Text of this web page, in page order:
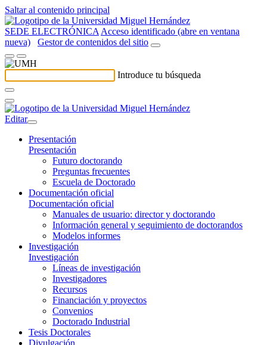
Saltar al contenido principal
SEDE ELECTRÓNICA Acceso identificado (abre en ventana
nueva)
Gestor de contenidos del sitio
Introduce tu búsqueda
Editar
Presentación
Presentación
Futuro doctorando
Preguntas frecuentes
Escuela de Doctorado
Documentación oficial
Documentación oficial
Manuales de usuario: director y doctorando
Información general y seguimiento de doctorandos
Modelos informes
Investigación
Investigación
Líneas de investigación
Investigadores
Recursos
Financiación y proyectos
Convenios
Doctorado Industrial
Tesis Doctorales
Divulgación